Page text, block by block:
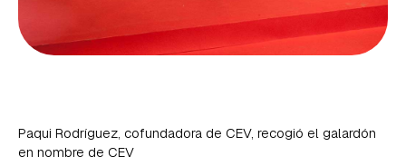
Paqui Rodríguez, cofundadora de CEV, recogió el galardón
en nombre de CEV